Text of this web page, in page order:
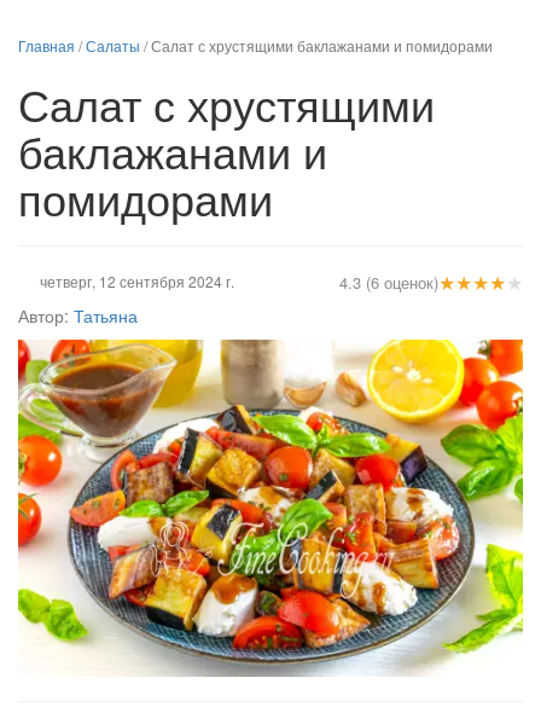
Главная /Салаты /Салат с хрустящими баклажанами и помидорами
Салат с хрустящими
баклажанами и
помидорами
★★★★★
4.3 (6 оценок)
четверг, 12 сентября 2024 г.
Автор: Татьяна